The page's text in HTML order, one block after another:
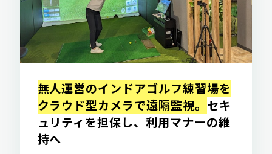
無人運営のインドアゴルフ練習場を
クラウド型カメラで遠隔監視。 セキ
ュリティを担保し、利用マナーの維
持へ